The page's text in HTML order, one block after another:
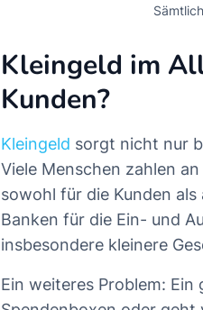
Kleingeld im
Kunden?
Kleingeld sorgt nicht nur
Viele Menschen zahlen
sowohl für die Kunden
Banken für die Ein- und
insbesondere kleinere
Ein weiteres Problem: